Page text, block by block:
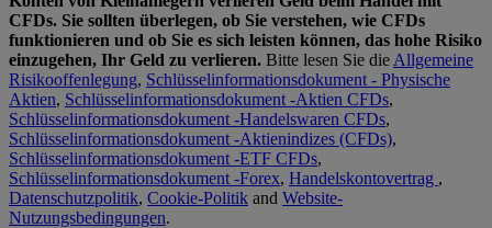
CFDs. Sie sollten überlegen, ob Sie verstehen, wie CFDs
funktionieren und ob Sie es sich leisten können, das hohe Risiko
einzugehen, Ihr Geld zu verlieren. Bitte lesen Sie die Allgemeine
Risikooffenlegung, Schlüsselinformationsdokument - Physische
Aktien, Schlüsselinformationsdokument -Aktien CFDs,
Schlüsselinformationsdokument -Handelswaren CFDs,
Schlüsselinformationsdokument -Aktienindizes (CFDs),
Schlüsselinformationsdokument -ETF CFDs,
Schlüsselinformationsdokument -Forex, Handelskontovertrag ,
Datenschutzpolitik, Cookie-Politik and Website-
Nutzungsbedingungen.